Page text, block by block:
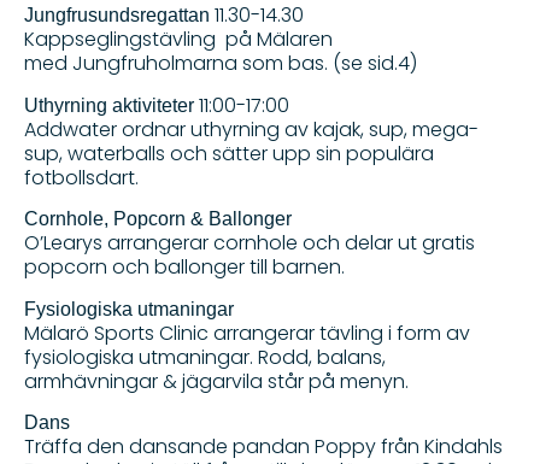
Jungfrusundsregattan 11.30-14.30
Kappseglingstävling på Mälaren
med Jungfruholmarna som bas. (se sid.4)
Uthyrning aktiviteter 11:00-17:00
Addwater ordnar uthyrning av kajak, sup, mega-
sup, waterballs och sätter upp sin populära
fotbollsdart.
Cornhole, Popcorn & Ballonger
O’Learys arrangerar cornhole och delar ut gratis
popcorn och ballonger till barnen.
Fysiologiska utmaningar
Mälarö Sports Clinic arrangerar tävling i form av
fysiologiska utmaningar. Rodd, balans,
armhävningar & jägarvila står på menyn.
Dans
Träffa den dansande pandan Poppy från Kindahls